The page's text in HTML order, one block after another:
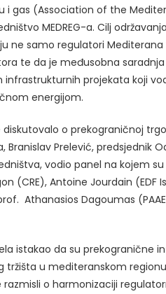
i gas (Association of the
MEDREG-a. Cilj
ne samo regulatori
te da je međusobna
projekata koji
energijom.
o prekograničnoj
Prelević, predsjednik
vodio panel na kojem
(CRE), Antoine Jourdain (EDF
Athanasios Dagoumas
istakao da su prekogranične
tržišta u mediteranskom
o harmonizaciji